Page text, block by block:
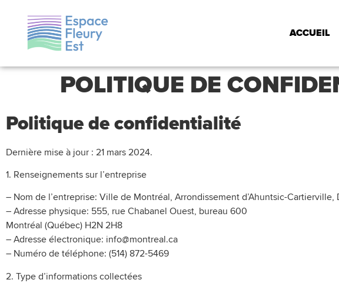
ACCUEIL
POLITIQUE DE
Politique de confidentialité
Dernière mise à jour : 21 mars 2024.
1. Renseignements sur l’entreprise
– Nom de l’entreprise: Ville de Montréal, Arrondissement d’Ahuntsic-
– Adresse physique: 555, rue Chabanel Ouest, bureau 600
Montréal (Québec) H2N 2H8
– Adresse électronique: info@montreal.ca
– Numéro de téléphone: (514) 872-5469
2. Type d’informations collectées